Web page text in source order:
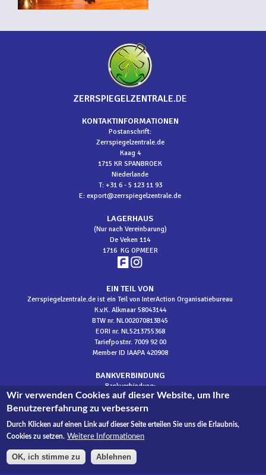
ZERRSPIEGELZENTRALE.DE
KONTAKTINFORMATIONEN
Postanschrift:
Zerrspiegelzentrale.de
Kaag 4
1715 KR SPANBROEK
Niederlande
T: +31 6 - 5 123 11 93
E: export@zerrspiegelzentrale.de
LAGERHAUS
(Nur nach Vereinbarung)
De Veken 114
1716 KG OPMEER
EIN TEIL VON
Zerrspiegelzentrale.de ist ein Teil von InterAction Organisatiebureau
K.v.K. Alkmaar 58043144
BTW nr. NL002070813B45
EORI nr. NL5213755368
Tariefpostnr. 7009 92 00
Member ID IAAPA 420908
BANKVERBINDUNG
Bankverbindung:
IBAN NL 50 INGB 000 693 17 10
BIC INGBNL2A
©2026 Zerrspiegelzentrale.de - Entwicklung
Wir verwenden Cookies auf dieser Website, um Ihre
Benutzererfahrung zu verbessern
Durch Klicken auf einen Link auf dieser Seite erteilen Sie uns die Erlaubnis,
Cookies zu setzen. Weitere Informationen
OK, ich stimme zu Ablehnen